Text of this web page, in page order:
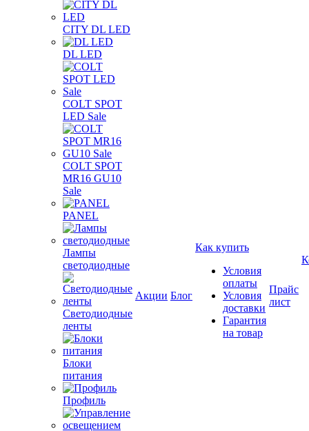
CITY DL LED
DL LED
COLT SPOT
LED Sale
COLT SPOT
MR16 GU10
Sale
PANEL
Лампы
светодиодные
Светодиодные
ленты
Блоки
питания
Профиль
Акции Блог
Как купить
Условия
оплаты
Условия
доставки
Гарантия
на товар
Прайс
лист